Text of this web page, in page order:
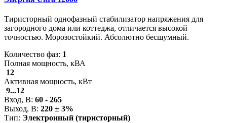
Тиристорный однофазный стабилизатор напряжения для
загородного дома или коттеджа, отличается высокой
точностью. Морозостойкий. Абсолютно бесшумный.
Количество фаз: 1
Полная мощность, кВА
12
Активная мощность, кВт
9...12
Вход, В: 60 - 265
Выход, В: 220 ± 3%
Тип: Электронный (тиристорный)